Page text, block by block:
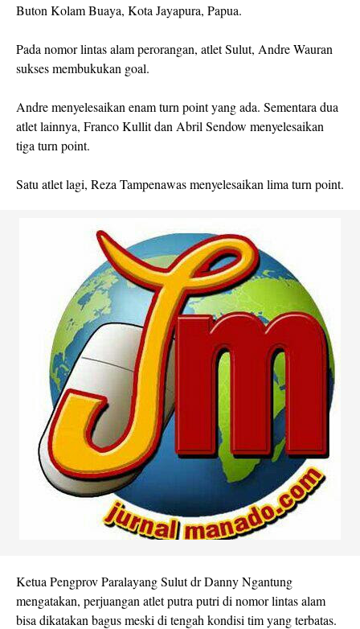
Buton Kolam Buaya, Kota Jayapura, Papua.
Pada nomor lintas alam perorangan, atlet Sulut, Andre Wauran
sukses membukukan goal.
Andre menyelesaikan enam turn point yang ada. Sementara dua
atlet lainnya, Franco Kullit dan Abril Sendow menyelesaikan
tiga turn point.
Satu atlet lagi, Reza Tampenawas menyelesaikan lima turn point.
Ketua Pengprov Paralayang Sulut dr Danny Ngantung
mengatakan, perjuangan atlet putra putri di nomor lintas alam
bisa dikatakan bagus meski di tengah kondisi tim yang terbatas.